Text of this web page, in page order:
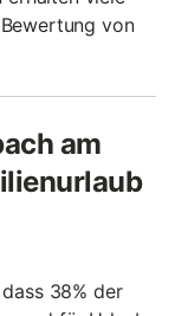
von
am
38% der